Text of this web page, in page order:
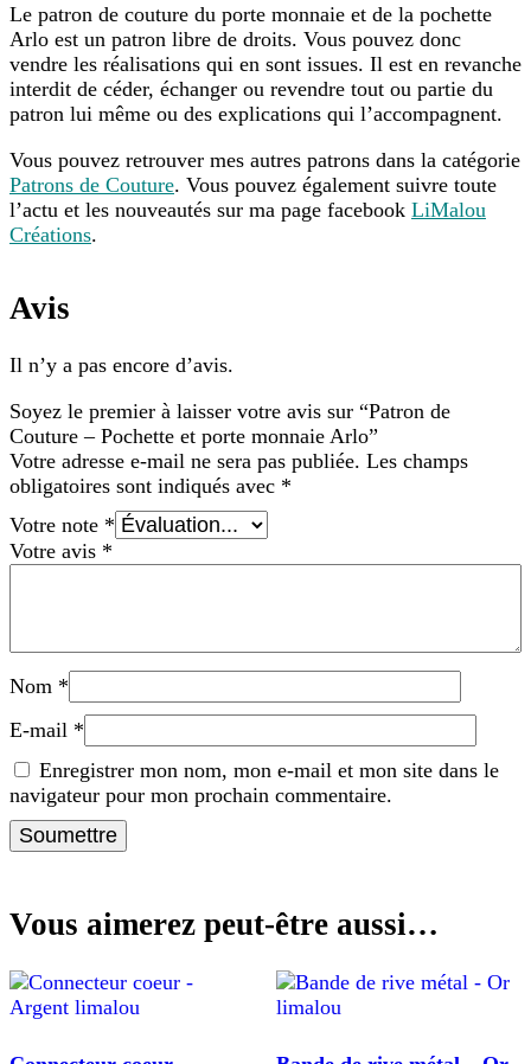
Le patron de couture du porte monnaie et de la pochette
Arlo est un patron libre de droits. Vous pouvez donc
vendre les réalisations qui en sont issues. Il est en revanche
interdit de céder, échanger ou revendre tout ou partie du
patron lui même ou des explications qui l’accompagnent.
Vous pouvez retrouver mes autres patrons dans la catégorie
Patrons de Couture. Vous pouvez également suivre toute
l’actu et les nouveautés sur ma page facebook LiMalou
Créations.
Avis
Il n’y a pas encore d’avis.
Soyez le premier à laisser votre avis sur “Patron de
Couture – Pochette et porte monnaie Arlo”
Votre adresse e-mail ne sera pas publiée. Les champs
obligatoires sont indiqués avec *
Votre note *
Votre avis *
Nom *
E-mail *
Enregistrer mon nom, mon e-mail et mon site dans le
navigateur pour mon prochain commentaire.
Vous aimerez peut-être aussi…